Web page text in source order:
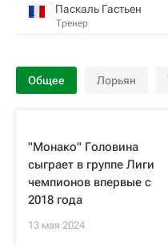
Паскаль Гастьен
Тренер
Общее Лорьян
"Монако" Головина
сыграет в группе Лиги
чемпионов впервые с
2018 года
13 мая 2024